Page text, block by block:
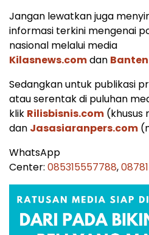
Jangan lewatkan juga
informasi terkini mengenai
nasional melalui media
Kilasnews.comdan
Sedangkan untuk publikasi
atau serentak di puluhan
klik Rilisbisnis.com (khusus
dan Jasasiaranpers.com
WhatsApp
Center: 085315557788,